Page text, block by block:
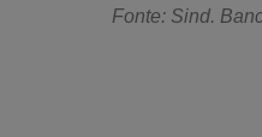
Fonte: Sind.